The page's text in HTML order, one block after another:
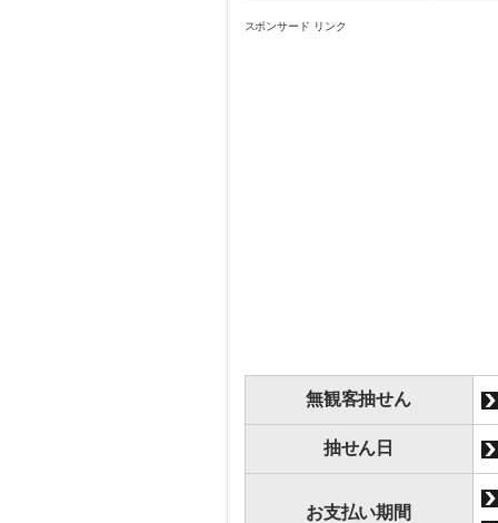
スポンサード リンク
無観客抽せん
抽せん日
お支払い期間